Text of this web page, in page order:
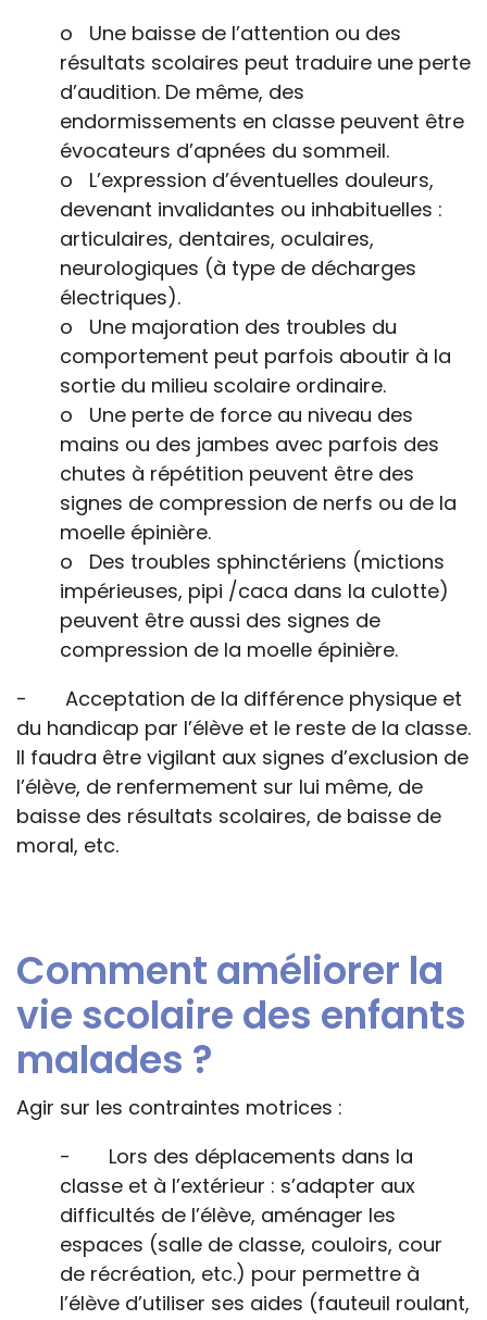
o Une baisse de l’attention ou des
résultats scolaires peut traduire une perte
d’audition. De même, des
endormissements en classe peuvent être
évocateurs d’apnées du sommeil.
o L’expression d’éventuelles douleurs,
devenant invalidantes ou inhabituelles :
articulaires, dentaires, oculaires,
neurologiques (à type de décharges
électriques).
o Une majoration des troubles du
comportement peut parfois aboutir à la
sortie du milieu scolaire ordinaire.
o Une perte de force au niveau des
mains ou des jambes avec parfois des
chutes à répétition peuvent être des
signes de compression de nerfs ou de la
moelle épinière.
o Des troubles sphinctériens (mictions
impérieuses, pipi /caca dans la culotte)
peuvent être aussi des signes de
compression de la moelle épinière.
- Acceptation de la différence physique et
du handicap par l’élève et le reste de la classe.
Il faudra être vigilant aux signes d’exclusion de
l’élève, de renfermement sur lui même, de
baisse des résultats scolaires, de baisse de
moral, etc.
Comment améliorer la
vie scolaire des enfants
malades ?
Agir sur les contraintes motrices :
- Lors des déplacements dans la
classe et à l’extérieur : s’adapter aux
difficultés de l’élève, aménager les
espaces (salle de classe, couloirs, cour
de récréation, etc.) pour permettre à
l’élève d’utiliser ses aides (fauteuil roulant,